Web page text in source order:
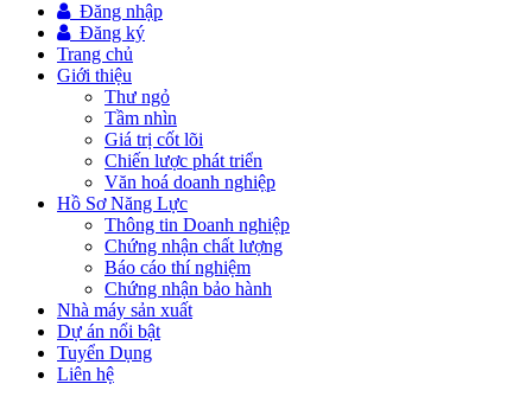
Đăng nhập
Đăng ký
Trang chủ
Giới thiệu
Thư ngỏ
Tầm nhìn
Giá trị cốt lõi
Chiến lược phát triển
Văn hoá doanh nghiệp
Hồ Sơ Năng Lực
Thông tin Doanh nghiệp
Chứng nhận chất lượng
Báo cáo thí nghiệm
Chứng nhận bảo hành
Nhà máy sản xuất
Dự án nổi bật
Tuyển Dụng
Liên hệ